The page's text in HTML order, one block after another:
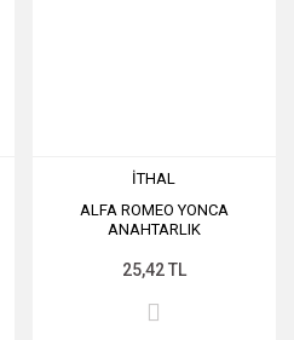
İTHAL
ALFA ROMEO YONCA
ANAHTARLIK
25,42 TL